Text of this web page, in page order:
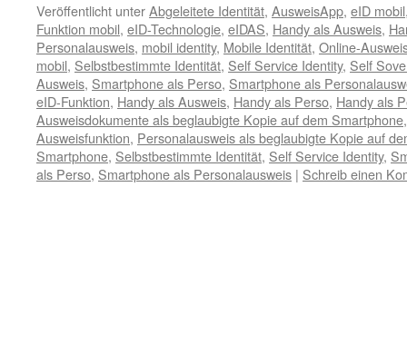
Veröffentlicht unterAbgeleitete Identität, AusweisApp, eID mobil
Funktion mobil, eID-Technologie, eIDAS, Handy als Ausweis,
Personalausweis, mobil identity, Mobile Identität, Online-
mobil, Selbstbestimmte Identität, Self Service Identity, Self
Ausweis, Smartphone als Perso, Smartphone als
eID-Funktion, Handy als Ausweis, Handy als Perso, Handy als
Ausweisdokumente als beglaubigte Kopie auf dem Smartphone
Ausweisfunktion, Personalausweis als beglaubigte Kopie auf
Smartphone, Selbstbestimmte Identität, Self Service Identity,
als Perso, Smartphone als Personalausweis | Schreib einen